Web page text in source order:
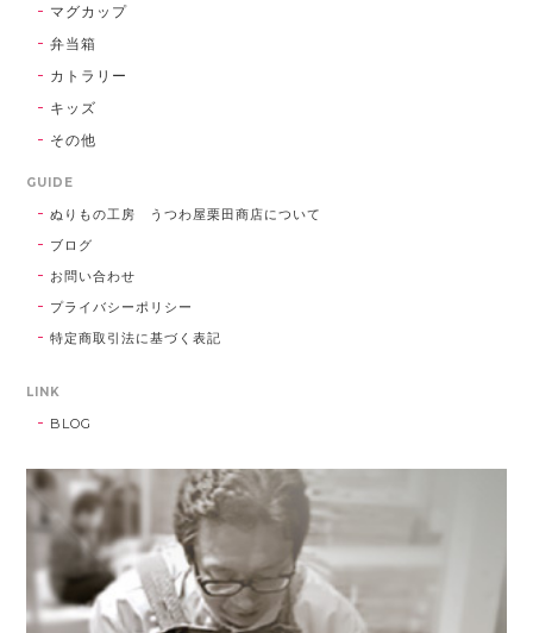
マグカップ
弁当箱
カトラリー
キッズ
その他
GUIDE
ぬりもの工房 うつわ屋栗田商店について
ブログ
お問い合わせ
プライバシーポリシー
特定商取引法に基づく表記
LINK
BLOG